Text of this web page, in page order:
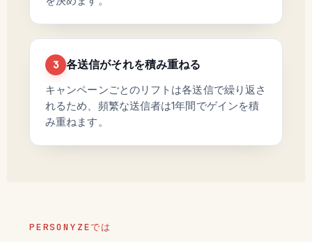
3 各送信がそれを積み重ねる
キャンペーンごとのリフトは各送信で繰り返さ
れるため、頻繁な送信者は1年間でゲインを積
み重ねます。
PERSONYZEでは